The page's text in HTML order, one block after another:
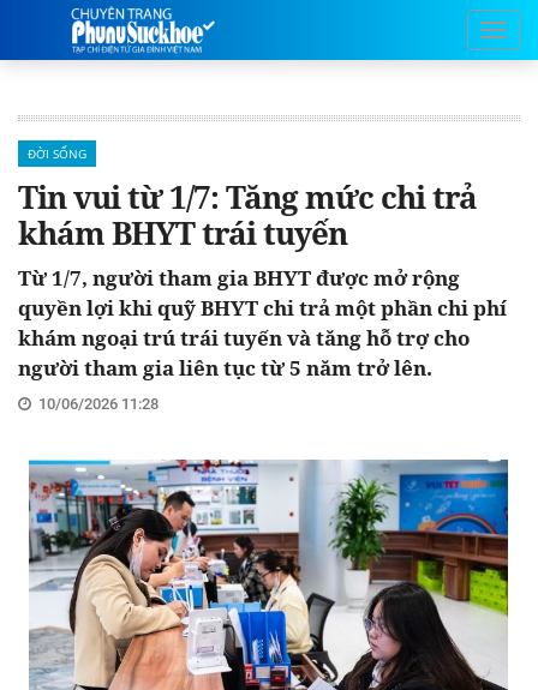
ĐỜI SỐNG
Tin vui từ 1/7: Tăng mức chi trả
khám BHYT trái tuyến
Từ 1/7, người tham gia BHYT được mở rộng
quyền lợi khi quỹ BHYT chi trả một phần chi phí
khám ngoại trú trái tuyến và tăng hỗ trợ cho
người tham gia liên tục từ 5 năm trở lên.
10/06/2026 11:28